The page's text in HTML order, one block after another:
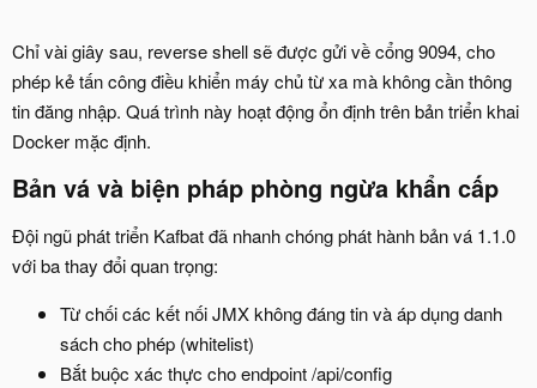
Chỉ vài giây sau, reverse shell sẽ được gửi về cổng 9094, cho
phép kẻ tấn công điều khiển máy chủ từ xa mà không cần thông
tin đăng nhập. Quá trình này hoạt động ổn định trên bản triển khai
Docker mặc định.
Bản vá và biện pháp phòng ngừa khẩn cấp​
Đội ngũ phát triển Kafbat đã nhanh chóng phát hành bản vá 1.1.0
với ba thay đổi quan trọng:
Từ chối các kết nối JMX không đáng tin và áp dụng danh
sách cho phép (whitelist)
Bắt buộc xác thực cho endpoint /api/config